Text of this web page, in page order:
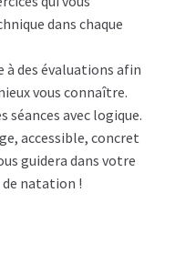
dans chaque
des évaluations afin
vous connaître.
séances avec logique.
accessible, concret
guidera dans votre
natation !